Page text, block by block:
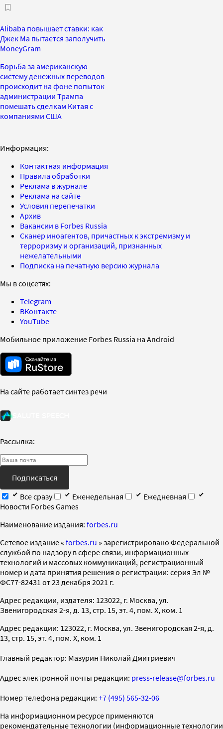
Alibaba повышает ставки: как
Джек Ма пытается заполучить
MoneyGram
Борьба за американскую
систему денежных переводов
происходит на фоне попыток
администрации Трампа
помешать сделкам Китая с
компаниями США
Информация:
Контактная информация
Правила обработки
Реклама в журнале
Реклама на сайте
Условия перепечатки
Архив
Вакансии в Forbes Russia
Сканер иноагентов, причастных к экстремизму и
терроризму и организаций, признанных
нежелательными
Подписка на печатную версию журнала
Мы в соцсетях:
Telegram
ВКонтакте
YouTube
Мобильное приложение Forbes Russia на Android
На сайте работает синтез речи
Рассылка:
Подписаться
Все сразу
Еженедельная
Ежедневная
Новости Forbes Games
Наименование издания: forbes.ru
Cетевое издание « forbes.ru » зарегистрировано Федеральной
службой по надзору в сфере связи, информационных
технологий и массовых коммуникаций, регистрационный
номер и дата принятия решения о регистрации: серия Эл №
ФС77-82431 от 23 декабря 2021 г.
Адрес редакции, издателя: 123022, г. Москва, ул.
Звенигородская 2-я, д. 13, стр. 15, эт. 4, пом. X, ком. 1
Адрес редакции: 123022, г. Москва, ул. Звенигородская 2-я, д.
13, стр. 15, эт. 4, пом. X, ком. 1
Главный редактор: Мазурин Николай Дмитриевич
Адрес электронной почты редакции: press-release@forbes.ru
Номер телефона редакции: +7 (495) 565-32-06
На информационном ресурсе применяются
рекомендательные технологии (информационные технологии